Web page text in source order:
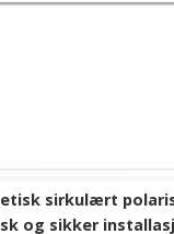
sirkulært
og sikker